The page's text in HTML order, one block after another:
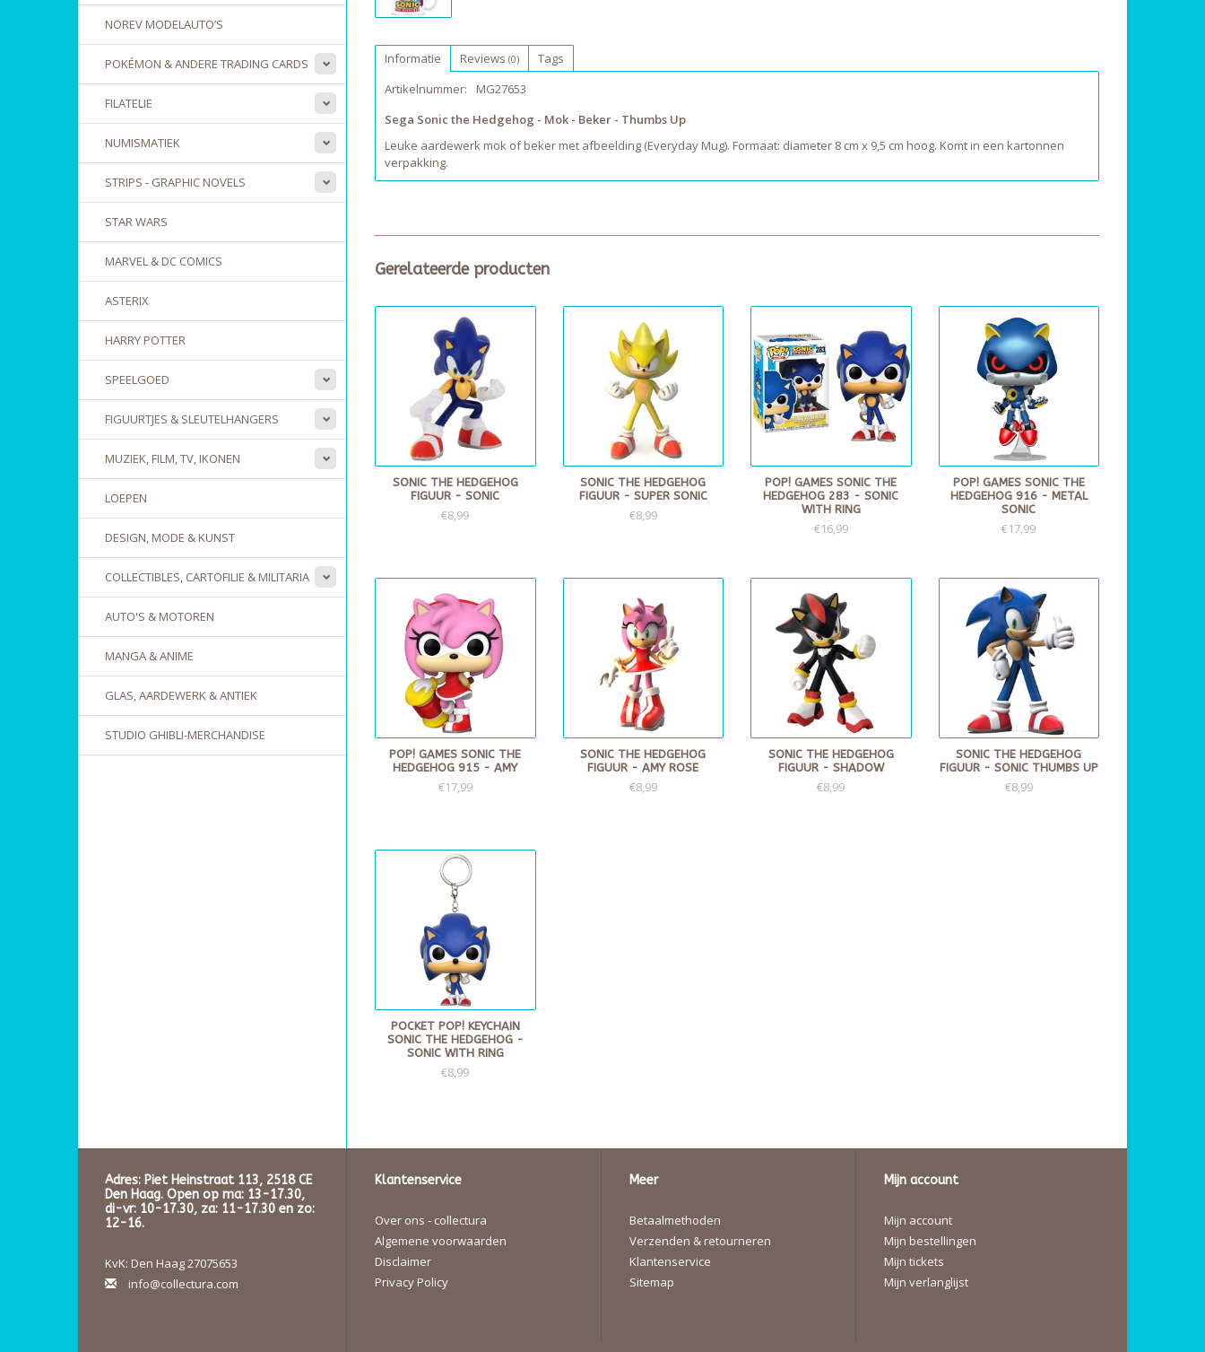
NOREV MODELAUTO’S
POKÉMON & ANDERE TRADING CARDS
FILATELIE
NUMISMATIEK
STRIPS - GRAPHIC NOVELS
STAR WARS
MARVEL & DC COMICS
ASTERIX
HARRY POTTER
SPEELGOED
FIGUURTJES & SLEUTELHANGERS
MUZIEK, FILM, TV, IKONEN
LOEPEN
DESIGN, MODE & KUNST
COLLECTIBLES, CARTOFILIE & MILITARIA
AUTO'S & MOTOREN
MANGA & ANIME
GLAS, AARDEWERK & ANTIEK
STUDIO GHIBLI-MERCHANDISE
Informatie Reviews (0)
Tags
Artikelnummer:
MG27653
Sega Sonic the Hedgehog - Mok - Beker - Thumbs Up
Leuke aardewerk mok of beker met afbeelding (Everyday Mug). Formaat: diameter 8 cm x 9,5 cm hoog. Komt in een kartonnen
verpakking.
Gerelateerde producten
SONIC THE HEDGEHOG
FIGUUR - SONIC
€8,99
SONIC THE HEDGEHOG
FIGUUR - SUPER SONIC
€8,99
POP! GAMES SONIC THE
HEDGEHOG 283 - SONIC
WITH RING
€16,99
POP! GAMES SONIC THE
HEDGEHOG 916 - METAL
SONIC
€17,99
POP! GAMES SONIC THE
HEDGEHOG 915 - AMY
€17,99
SONIC THE HEDGEHOG
FIGUUR - AMY ROSE
€8,99
SONIC THE HEDGEHOG
FIGUUR - SHADOW
€8,99
SONIC THE HEDGEHOG
FIGUUR - SONIC THUMBS UP
€8,99
POCKET POP! KEYCHAIN
SONIC THE HEDGEHOG -
SONIC WITH RING
€8,99
Adres: Piet Heinstraat 113, 2518 CE
Den Haag. Open op ma: 13-17.30,
di-vr: 10-17.30, za: 11-17.30 en zo:
12-16.
KvK: Den Haag 27075653
info@collectura.com
Klantenservice
Over ons - collectura
Algemene voorwaarden
Disclaimer
Privacy Policy
Meer
Betaalmethoden
Verzenden & retourneren
Klantenservice
Sitemap
Mijn account
Mijn account
Mijn bestellingen
Mijn tickets
Mijn verlanglijst